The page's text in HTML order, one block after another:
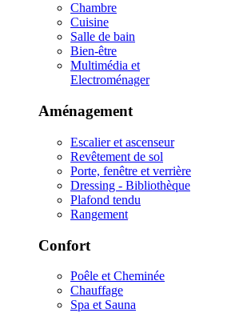
Chambre
Cuisine
Salle de bain
Bien-être
Multimédia et
Electroménager
Aménagement
Escalier et ascenseur
Revêtement de sol
Porte, fenêtre et verrière
Dressing - Bibliothèque
Plafond tendu
Rangement
Confort
Poêle et Cheminée
Chauffage
Spa et Sauna